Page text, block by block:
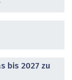
bis 2027 zu